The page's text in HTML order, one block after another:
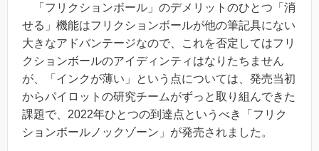
「フリクションボール」のデメリットのひとつ「消
せる」機能はフリクションボールが他の筆記具にない
大きなアドバンテージなので、これを否定してはフリ
クションボールのアイディンティはなりたちません
が、「インクが薄い」という点については、発売当初
からパイロットの研究チームがずっと取り組んできた
課題で、2022年ひとつの到達点というべき「フリク
ションボールノックゾーン」が発売されました。